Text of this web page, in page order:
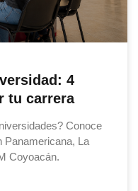
4
tu carrera
Conoce
Panamericana, La
Coyoacán.